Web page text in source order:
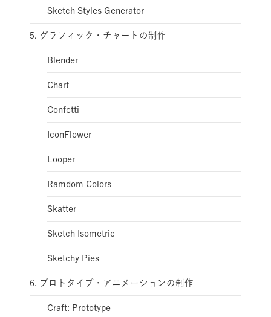
Sketch Styles Generator
5. グラフィック・チャートの制作
Blender
Chart
Confetti
IconFlower
Looper
Ramdom Colors
Skatter
Sketch Isometric
Sketchy Pies
6. プロトタイプ・アニメーションの制作
Craft: Prototype